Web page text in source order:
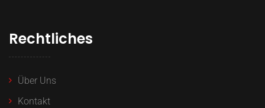
Rechtliches
Über Uns
Kontakt